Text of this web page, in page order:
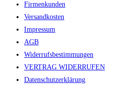
Firmenkunden
Versandkosten
Impressum
AGB
Widerrufsbestimmungen
VERTRAG WIDERRUFEN
Datenschutzerklärung